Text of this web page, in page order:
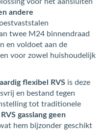
andere
twee M24 binnendraad
en voldoet aan de
voor zowel huishoudelijk
flexibel RVS is deze
en bestand tegen
tot traditionele
RVS gasslang geen
hem bijzonder geschikt